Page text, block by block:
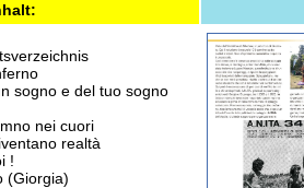
sogno e del tuo sogno
nei cuori
realtà
!
(Giorgia)